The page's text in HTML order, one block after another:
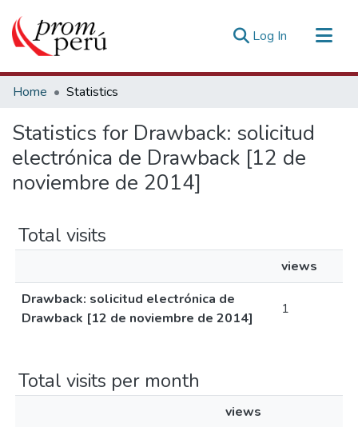
Log In (current)
Communities & Collections
Estadísticas Externas
Home Statistics
Statistics for Drawback: solicitud
electrónica de Drawback [12 de
noviembre de 2014]
Total visits
views
Drawback: solicitud electrónica de
Drawback [12 de noviembre de 2014]
1
Total visits per month
views